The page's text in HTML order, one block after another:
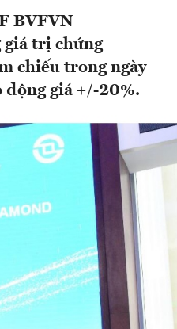
BVFVN
giá trị chứng
chiếu trong ngày
động giá +/-20%.